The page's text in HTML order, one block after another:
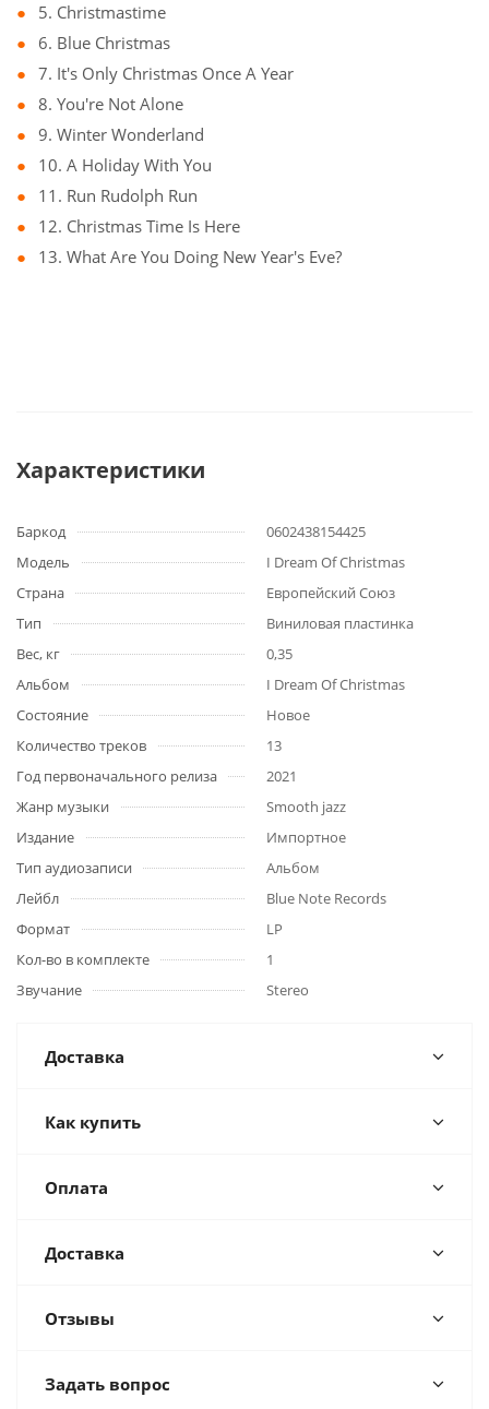
5. Christmastime
6. Blue Christmas
7. It's Only Christmas Once A Year
8. You're Not Alone
9. Winter Wonderland
10. A Holiday With You
11. Run Rudolph Run
12. Christmas Time Is Here
13. What Are You Doing New Year's Eve?
Характеристики
Баркод
0602438154425
Модель
I Dream Of Christmas
Страна
Европейский Союз
Тип
Виниловая пластинка
Вес, кг
0,35
Альбом
I Dream Of Christmas
Состояние
Новое
Количество треков
13
Год первоначального релиза
2021
Жанр музыки
Smooth jazz
Издание
Импортное
Тип аудиозаписи
Альбом
Лейбл
Blue Note Records
Формат
LP
Кол-во в комплекте
1
Звучание
Stereo
Доставка
Как купить
Оплата
Доставка
Отзывы
Задать вопрос